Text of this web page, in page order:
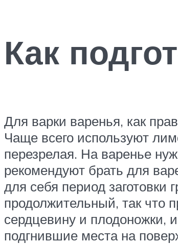
Как
Для варки варенья, как
Чаще всего используют
перезрелая. На варенье
рекомендуют брать для
для себя период заготовки
продолжительный, так что
сердцевину и плодоножки,
подгнившие места на